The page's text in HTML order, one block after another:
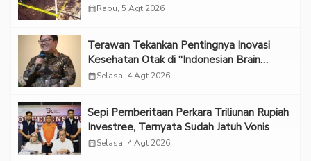
calendar_monthRabu, 5 Agt 2026
Terawan Tekankan Pentingnya Inovasi
Kesehatan Otak di “Indonesian Brain
Forum 2026 UPN Veteran Jakarta”
calendar_monthSelasa, 4 Agt 2026
Sepi Pemberitaan Perkara Triliunan Rupiah
Investree, Ternyata Sudah Jatuh Vonis
calendar_monthSelasa, 4 Agt 2026